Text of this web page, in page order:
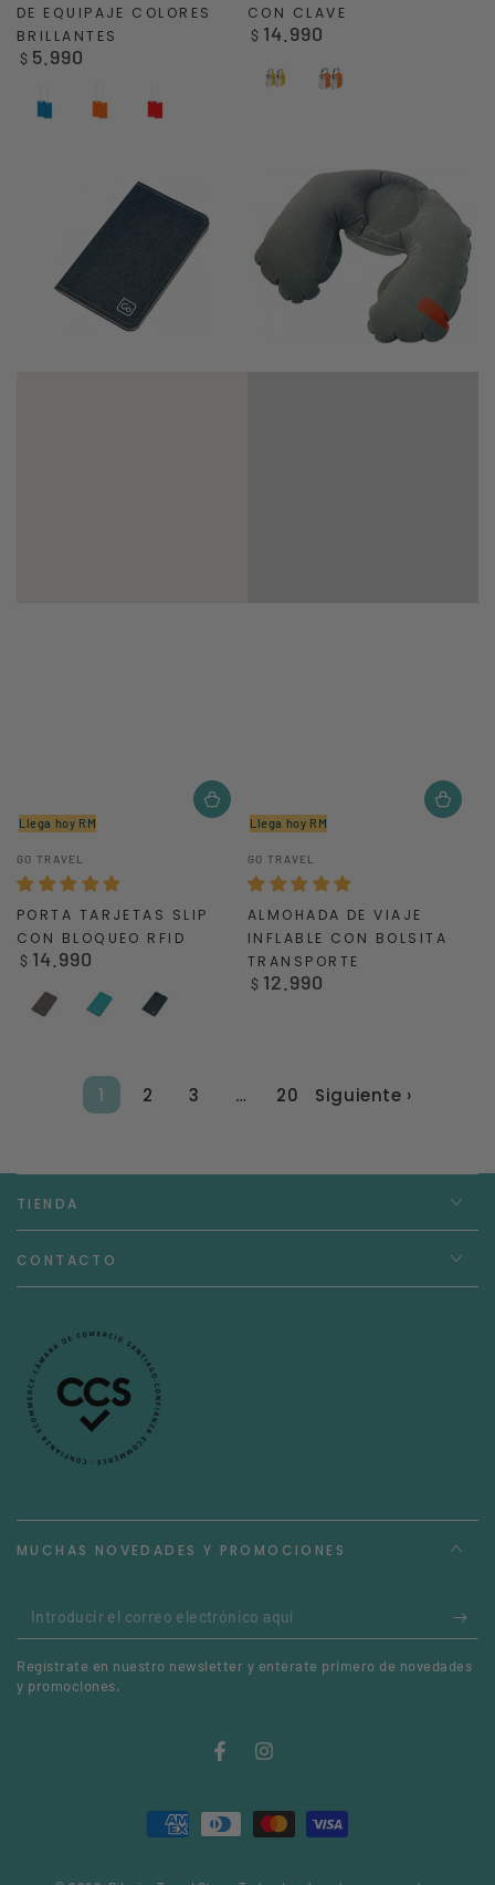
DE EQUIPAJE COLORES
BRILLANTES
Precio
$ 5.990
Blue Orange
CON CLAVE
Precio
$ 14.990
AmarilloNaranja
Llega hoy RM
Vendedor:
GO TRAVEL
PORTA TARJETAS SLIP
CON BLOQUEO RFID
Precio
$ 14.990
Grey TurquoiseBlue
Llega hoy RM
Vendedor:
GO TRAVEL
ALMOHADA DE VIAJE
INFLABLE CON BOLSITA
TRANSPORTE
Precio
$ 12.990
1 2 3 … 20 Siguiente ›
TIENDA
CONTACTO
MUCHAS NOVEDADES Y PROMOCIONES
Introducir
el
correo
Regístrate en nuestro newsletter y entérate primero de novedades
y promociones.
FacebookInstagram